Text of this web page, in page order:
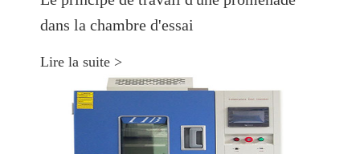
dans la chambre d'essai
Lire la suite >